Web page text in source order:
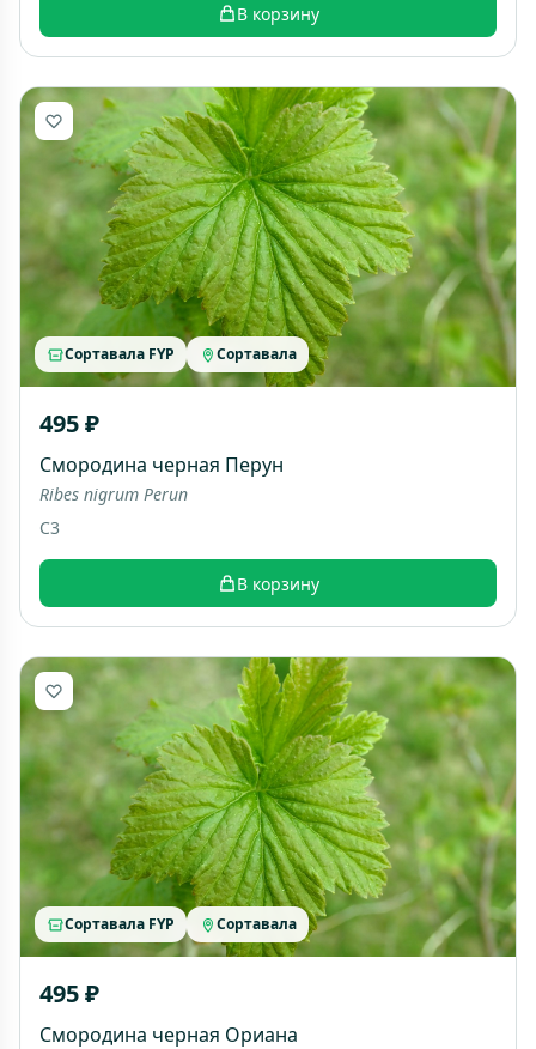
В корзину
Сортавала FYP Сортавала
495 ₽
Смородина черная Перун
Ribes nigrum Perun
C3
В корзину
Сортавала FYP Сортавала
495 ₽
Смородина черная Ориана